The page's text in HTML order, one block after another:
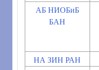
АБ НИОБиБ
БАН
НА ЗИН РАН